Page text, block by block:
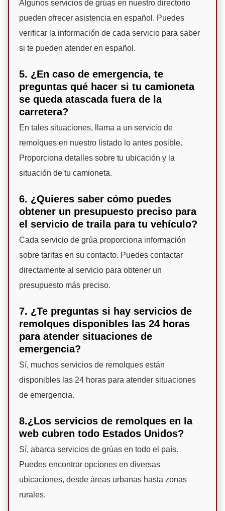
Algunos servicios de grúas en nuestro directorio
pueden ofrecer asistencia en español. Puedes
verificar la información de cada servicio para saber
si te pueden atender en español.
5. ¿En caso de emergencia, te
preguntas qué hacer si tu camioneta
se queda atascada fuera de la
carretera?
En tales situaciones, llama a un servicio de
remolques en nuestro listado lo antes posible.
Proporciona detalles sobre tu ubicación y la
situación de tu camioneta.
6. ¿Quieres saber cómo puedes
obtener un presupuesto preciso para
el servicio de traila para tu vehículo?
Cada servicio de grúa proporciona información
sobre tarifas en su contacto. Puedes contactar
directamente al servicio para obtener un
presupuesto más preciso.
7. ¿Te preguntas si hay servicios de
remolques disponibles las 24 horas
para atender situaciones de
emergencia?
Sí, muchos servicios de remolques están
disponibles las 24 horas para atender situaciones
de emergencia.
8.¿Los servicios de remolques en la
web cubren todo Estados Unidos?
Sí, abarca servicios de grúas en todo el país.
Puedes encontrar opciones en diversas
ubicaciones, desde áreas urbanas hasta zonas
rurales.